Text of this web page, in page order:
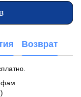
Возврат
)